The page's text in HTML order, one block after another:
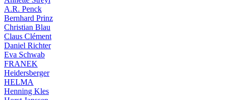
A.R. Penck
Bernhard Prinz
Christian Blau
Claus Clément
Daniel Richter
Eva Schwab
FRANEK
Heidersberger
HELMA
Henning Kles